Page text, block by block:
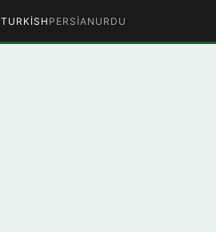
TURKISH PERSIAN URDU